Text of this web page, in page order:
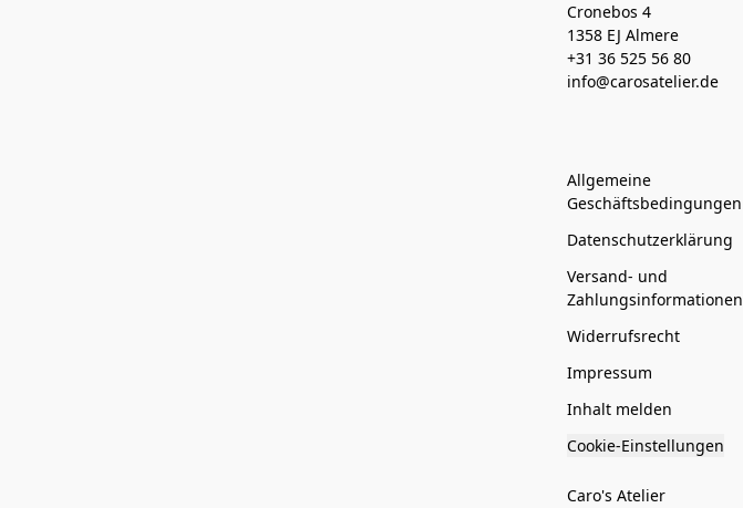
Cronebos 4
1358 EJ Almere
+31 36 525 56 80
info@carosatelier.de
Allgemeine
Geschäftsbedingungen
Datenschutzerklärung
Versand- und
Zahlungsinformationen
Widerrufsrecht
Impressum
Inhalt melden
Cookie-Einstellungen
Caro's Atelier